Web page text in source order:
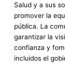
Salud y a sus
promover la
pública. La
garantizar la
confianza y
incluidos el